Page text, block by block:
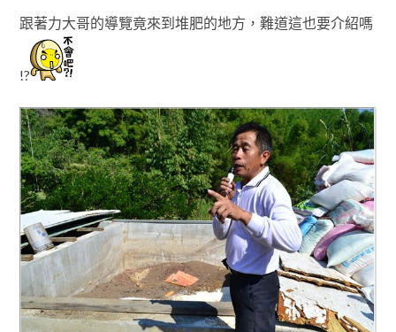
跟著力大哥的導覽竟來到堆肥的地方 ，難道這也要介紹嗎
!?